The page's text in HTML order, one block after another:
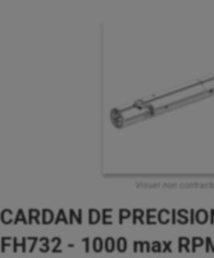
Visuel non
CARDAN DE
FH732 - 1000 max